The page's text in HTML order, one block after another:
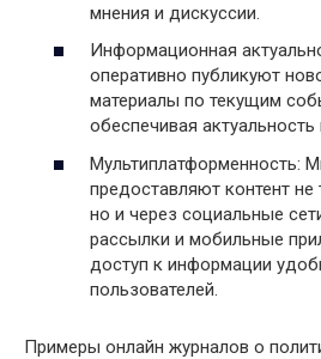
мнения и дискуссии.
Информационная
оперативно публикуют
материалы по текущим
обеспечивая
Мультиплатформенность:
предоставляют контент не
но и через социальные
рассылки и мобильные
доступ к информации
пользователей.
Примеры онлайн журналов о